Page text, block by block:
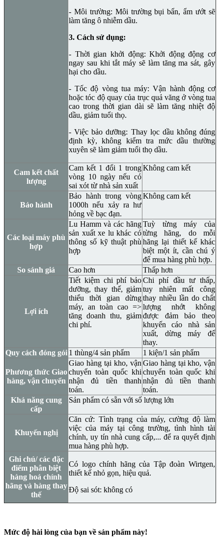
- Môi trường: Môi trường bụi bẩn, ẩm ướt sẽ
làm tăng ô nhiễm dầu.
3. Cách sử dụng:
- Thời gian khởi động: Khởi động động cơ
ngay sau khi tắt máy sẽ làm tăng ma sát, gây
hại cho dầu.
- Tốc độ vòng tua máy: Vận hành động cơ
hoặc tóc độ quay của trục quả văng ở vòng tua
cao trong thời gian dài sẽ làm tăng nhiệt độ
dầu, giảm tuổi thọ.
- Việc bảo dưỡng: Thay lọc dầu không đúng
định kỳ, không kiểm tra mức dầu thường
xuyên sẽ làm giảm tuổi thọ dầu.
Cam kết chất
lượng
Cam kết 1 đổi 1 trong
vòng 10 ngày nếu có
sai xót từ nhà sản xuất
Không cam kết
Bảo hành
Bảo hành trong vòng
1000h nếu xảy ra hư
hỏng về bạc đạn.
Không cam kết
Các loại máy phù
hợp
Lu Hamm và các hãng
sản xuất xe lu khác có
thông số kỹ thuật phù
hợp
Tuỳ từng máy của
từng hãng, do mỗi
hãng lại thiết kế khác
biệt một ít, cần chú ý
để mua hàng phù hợp.
So sánh giá
Cao hơn Thấp hơn
Lợi ích
Tiết kiệm chi phí bảo
dưỡng, thay thế, giảm
thiểu thời gian dừng
máy, an toàn cao =>
tăng doanh thu, giảm
chi phí.
Chi phí đầu tư thấp,
tuy nhiên mất công
thay nhiều lần do chất
lượng nhớt không
được đảm bảo theo
khuyến cáo nhà sản
xuất, dừng máy để
thay.
Quy cách đóng gói 1 thùng/4 sản phẩm 1 kiện/1 sản phẩm
Phương thức Giao
hàng, vận chuyển
Giao hàng tại kho, vận
chuyển toàn quốc khi
nhận đủ tiền thanh
toán.
Giao hàng tại kho, vận
chuyển toàn quốc khi
nhận đủ tiền thanh
toán.
Khả năng cung
cấp
Sản phẩm có sẵn với số lượng lớn
Khuyến nghị
Căn cứ: Tình trạng của máy, cường độ làm
việc của máy tại công trường, tình hình tài
chính, uy tín nhà cung cấp,... để ra quyết định
mua hàng phù hợp.
Ghi chú/ các đặc
điểm phân biệt
hàng hoá chính
hãng và hàng thay
thế
Có logo chính hãng của Tập đoàn Wirtgen,
thiết kế nhỏ gọn, hiệu quả.
Độ sai sót: không có
Mức độ hài lòng của bạn về sản phẩm này!